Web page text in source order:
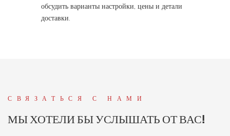
обсудить варианты настройки, цены и детали
доставки.
СВЯЗАТЬСЯ С НАМИ
МЫ ХОТЕЛИ БЫ УСЛЫШАТЬ ОТ ВАС!